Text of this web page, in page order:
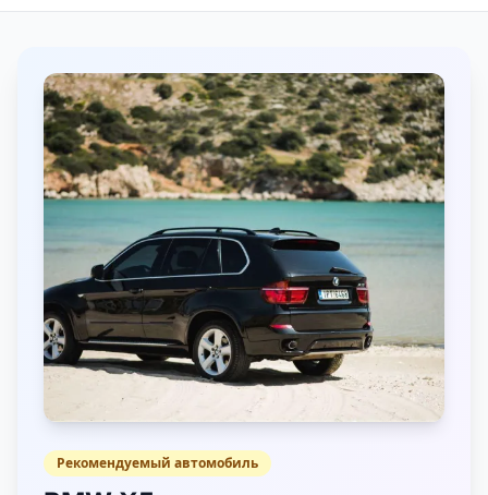
Рекомендуемый автомобиль